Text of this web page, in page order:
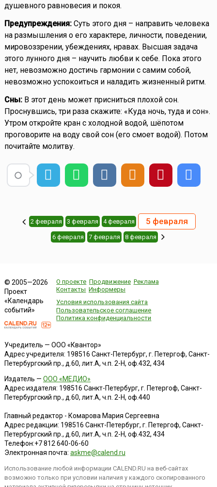
душевного равновесия и покоя.
Предупреждения:Суть этого дня – направить человека
на размышления о его характере, личности, поведении,
мировоззрении, убеждениях, нравах. Высшая задача
этого лунного дня – научить любви к себе. Пока этого
нет, невозможно достичь гармонии с самим собой,
невозможно успокоиться и наладить жизненный ритм.
Сны:В этот день может присниться плохой сон.
Проснувшись, три раза скажите: «Куда ночь, туда и сон».
Утром откройте кран с холодной водой, шёпотом
проговорите на воду свой сон (его смоет водой). Потом
почитайте молитву.
2 февраля 3 февраля 4 февраля 5 февраля
6 февраля 7 февраля 8 февраля
© 2005—2026
Проект
«Календарь
событий»
О проекте Продвижение Реклама
Контакты Информеры
Условия использования сайта
Пользовательское соглашение
Политика конфиденциальности
Учредитель — ООО «Квантор»
Адрес учредителя: 198516 Санкт-Петербург, г. Петергоф, Санкт-
Петербургский пр., д.60, лит.А, ч.п. 2-Н, оф.432, 434
Издатель — ООО «МЕДИО»
Адрес издателя: 198516 Санкт-Петербург, г. Петергоф, Санкт-
Петербургский пр., д.60, лит.А, ч.п. 2-Н, оф.440
Главный редактор - Комарова Мария Сергеевна
Адрес редакции: 198516 Санкт-Петербург, г. Петергоф, Санкт-
Петербургский пр., д.60, лит.А, ч.п. 2-Н, оф.432, 434
Телефон:+7 812 640-06-60
Электронная почта: askme@calend.ru
Использование любой информации CALEND.RU на веб-сайтах
возможно только при условии наличия у каждого скопированного